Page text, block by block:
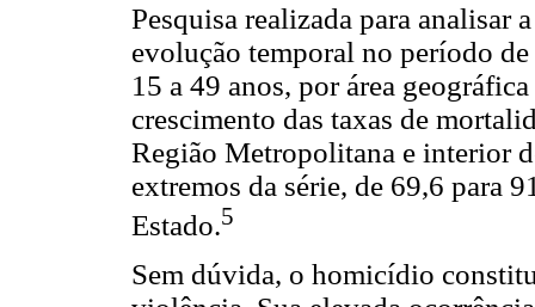
Pesquisa realizada para analisar
evolução temporal no período
15 a 49 anos, por área
crescimento das taxas de
Região Metropolitana e interior
extremos da série, de 69,6 para
Estado.5
Sem dúvida, o homicídio